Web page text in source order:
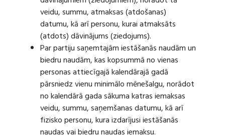
veidu, summu, atmaksas (atdošanas)
datumu, kā arī personu, kurai atmaksāts
(atdots) dāvinājums (ziedojums).
Par partiju saņemtajām iestāšanās naudām un
biedru naudām, kas kopsummā no vienas
personas attiecīgajā kalendārajā gadā
pārsniedz vienu minimālo mēnešalgu, norādot
no kalendārā gada sākuma katras iemaksas
veidu, summu, saņemšanas datumu, kā arī
fizisko personu, kura izdarījusi iestāšanās
naudas vai biedru naudas iemaksu.